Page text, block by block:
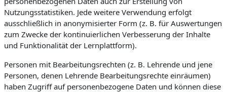
Nutzungsstatistiken. Jede weitere Verwendung erfolgt
ausschließlich in anonymisierter Form (z. B. für Auswertungen
zum Zwecke der kontinuierlichen Verbesserung der Inhalte
und Funktionalität der Lernplattform).
Personen mit Bearbeitungsrechten (z. B. Lehrende und jene
Personen, denen Lehrende Bearbeitungsrechte einräumen)
haben Zugriff auf personenbezogene Daten und können diese